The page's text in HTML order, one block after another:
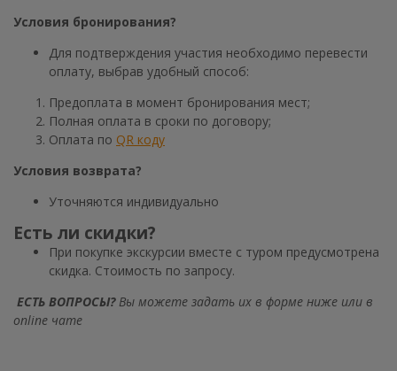
Условия бронирования?
Для подтверждения участия необходимо перевести
оплату, выбрав удобный способ:
Предоплата в момент бронирования мест;
Полная оплата в сроки по договору;
Оплата по QR коду
Условия возврата?
Уточняются индивидуально
Есть ли скидки?
При покупке экскурсии вместе с туром предусмотрена
скидка. Стоимость по запросу.
ЕСТЬ ВОПРОСЫ?Вы можете задать их в форме ниже или в
online чате